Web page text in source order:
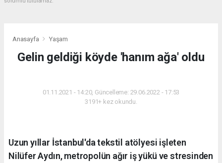
Anasayfa Yaşam
Gelin geldiği köyde 'hanım ağa' oldu
01.11.2021 - 14:20, Güncelleme: 29.06.2022 - 17:53
3191+ kez okundu.
Uzun yıllar İstanbul'da tekstil atölyesi işleten
Nilüfer Aydın, metropolün ağır iş yükü ve stresinden